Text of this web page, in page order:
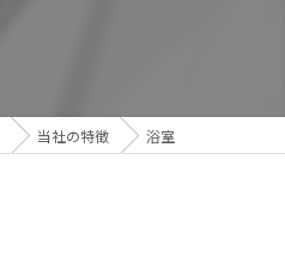
当社の特徴 浴室